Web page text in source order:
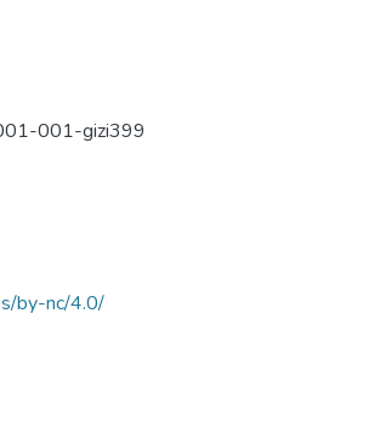
001-gizi399
by-nc/4.0/